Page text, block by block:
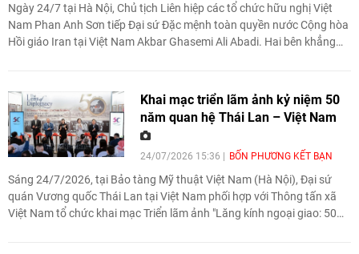
Ngày 24/7 tại Hà Nội, Chủ tịch Liên hiệp các tổ chức hữu nghị Việt
Nam Phan Anh Sơn tiếp Đại sứ Đặc mệnh toàn quyền nước Cộng hòa
Hồi giáo Iran tại Việt Nam Akbar Ghasemi Ali Abadi. Hai bên khẳng
nghiệp và tổ chức của hai nước, góp phần đưa quan hệ song phương
phát triển thực chất, tương xứng với tiềm năng.
Khai mạc triển lãm ảnh kỷ niệm 50
năm quan hệ Thái Lan – Việt Nam
24/07/2026 15:36 BỐN PHƯƠNG KẾT BẠN
Sáng 24/7/2026, tại Bảo tàng Mỹ thuật Việt Nam (Hà Nội), Đại sứ
quán Vương quốc Thái Lan tại Việt Nam phối hợp với Thông tấn xã
Việt Nam tổ chức khai mạc Triển lãm ảnh "Lăng kính ngoại giao: 50